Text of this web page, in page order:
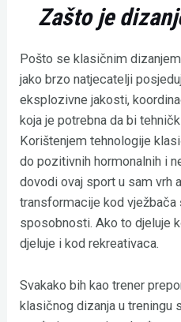
Zašto je
Pošto se klasičnim
jako brzo natjecatelji
eksplozivne jakosti,
koja je potrebna da bi
Korištenjem tehnologije
do pozitivnih hormonalnih i
dovodi ovaj sport u sam vrh
transformacije kod
sposobnosti. Ako to djeluje
djeluje i kod rekreativaca.
Svakako bih kao trener
klasičnog dizanja u treningu